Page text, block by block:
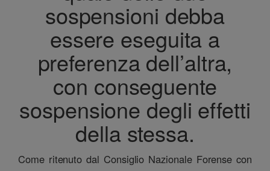
sospensioni debba
essere eseguita a
preferenza dell’altra,
con conseguente
sospensione degli effetti
della stessa.
Come ritenuto dal Consiglio Nazionale Forense con